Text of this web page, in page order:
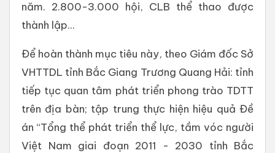
năm. 2.800-3.000 hội, CLB thể thao được
thành lập...
Để hoàn thành mục tiêu này, theo Giám đốc Sở
VHTTDL tỉnh Bắc Giang Trương Quang Hải: tỉnh
tiếp tục quan tâm phát triển phong trào TDTT
trên địa bàn; tập trung thực hiện hiệu quả Đề
án “Tổng thể phát triển thể lực, tầm vóc người
Việt Nam giai đoạn 2011 - 2030 tỉnh Bắc